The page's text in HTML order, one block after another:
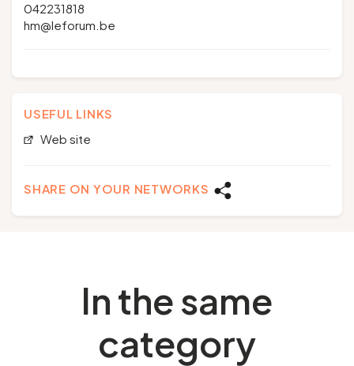
042231818
hm@leforum.be
USEFUL LINKS
Web site
SHARE ON YOUR NETWORKS
In the same
category